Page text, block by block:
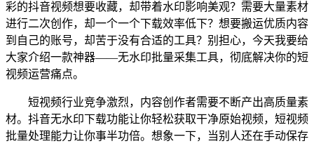
彩的抖音视频想要收藏，却带着水印影响美观？需要大量素材
进行二次创作，却一个一个下载效率低下？想要搬运优质内容
到自己的账号，却苦于没有合适的工具？别担心，今天我要给
大家介绍一款神器——无水印批量采集工具，彻底解决你的短
视频运营痛点。
短视频行业竞争激烈，内容创作者需要不断产出高质量素
材。抖音无水印下载功能让你轻松获取干净原始视频，短视频
批量处理能力让你事半功倍。想象一下，当别人还在手动保存